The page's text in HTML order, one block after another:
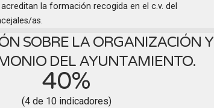
la formación recogida en el c.v. del
as.
SOBRE LA ORGANIZACIÓN Y
DEL AYUNTAMIENTO.
40%
(4 de 10 indicadores)